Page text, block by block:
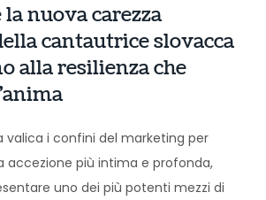
nuova carezza
cantautrice slovacca
alla resilienza che
valica i confini del marketing per
accezione più intima e profonda,
uno dei più potenti mezzi di